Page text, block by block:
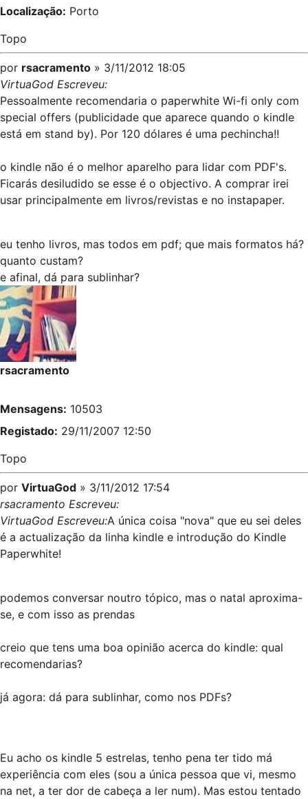
Localização: Porto
Topo
por rsacramento » 3/11/2012 18:05
VirtuaGod Escreveu:
Pessoalmente recomendaria o paperwhite Wi-fi only com
special offers (publicidade que aparece quando o kindle
está em stand by). Por 120 dólares é uma pechincha!!
o kindle não é o melhor aparelho para lidar com PDF's.
Ficarás desiludido se esse é o objectivo. A comprar irei
usar principalmente em livros/revistas e no instapaper.
eu tenho livros, mas todos em pdf; que mais formatos há?
quanto custam?
e afinal, dá para sublinhar?
rsacramento
Mensagens: 10503
Registado: 29/11/2007 12:50
Topo
por VirtuaGod » 3/11/2012 17:54
rsacramento Escreveu:
VirtuaGod Escreveu:A única coisa "nova" que eu sei deles
é a actualização da linha kindle e introdução do Kindle
Paperwhite!
podemos conversar noutro tópico, mas o natal aproxima-
se, e com isso as prendas
creio que tens uma boa opinião acerca do kindle: qual
recomendarias?
já agora: dá para sublinhar, como nos PDFs?
Eu acho os kindle 5 estrelas, tenho pena ter tido má
experiência com eles (sou a única pessoa que vi, mesmo
na net, a ter dor de cabeça a ler num). Mas estou tentado